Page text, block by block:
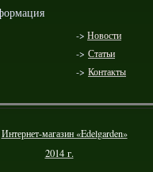
-> Новости
-> Статьи
-> Контакты
Интернет-магазин «Edelgarden»
2014 г.